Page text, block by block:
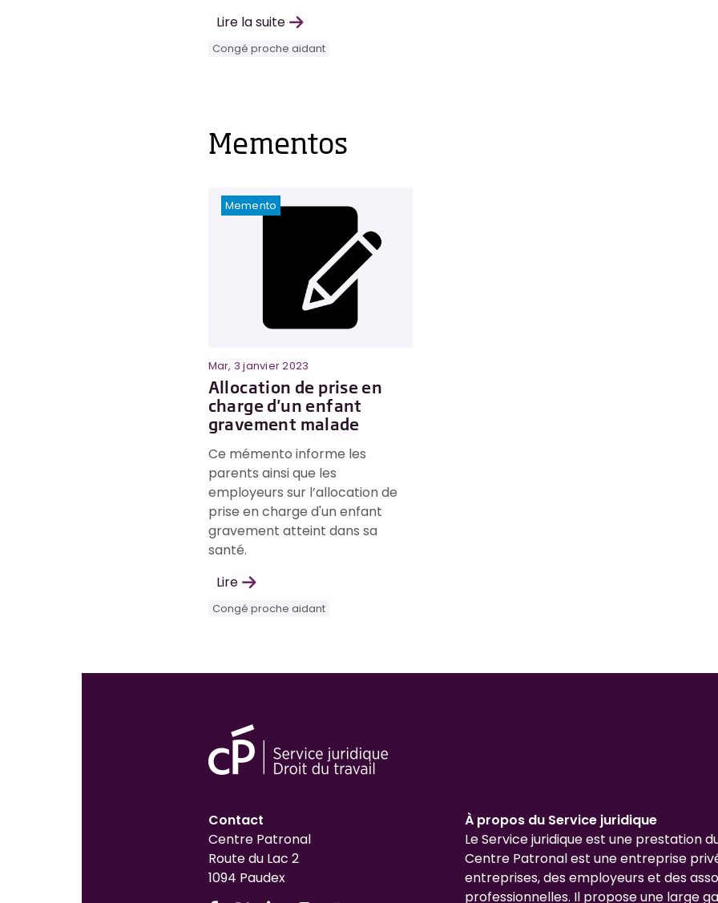
Lire la suite
Congé proche aidant
Mementos
Memento
Mar, 3 janvier 2023
Allocation de prise en
charge d'un enfant
gravement malade
Ce mémento informe les
parents ainsi que les
employeurs sur l’allocation de
prise en charge d'un enfant
gravement atteint dans sa
santé.
Lire
Congé proche aidant
Contact
Centre Patronal
Route du Lac 2
1094 Paudex
À propos du Service juridique
Le Service juridique est une prestation
Centre Patronal est une entreprise
entreprises, des employeurs et des
professionnelles. Il propose une large